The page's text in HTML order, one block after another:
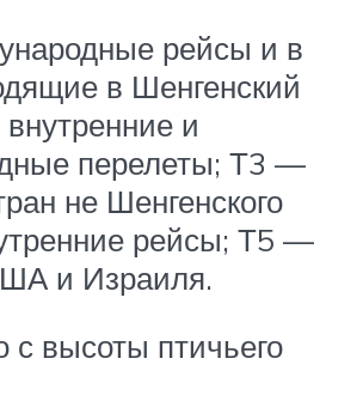
рейсы и в
в Шенгенский
и
перелеты; Т3 —
не Шенгенского
рейсы; Т5 —
и Израиля.
высоты птичьего